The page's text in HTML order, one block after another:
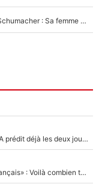
Nouvelle rumeur autour de la santé de Michael Schumacher : Sa femme Corinna sort du silence
PSG : Deux gros transferts bouclés en 2027 ? L'IA prédit déjà les deux joueurs qui pourraient rejoindre Luis Enrique !
«C'est un beau salaire par rapport à 90 % des Français» : Voilà combien touchait Nelson Monfort sur France Télévisions avant de rejoindre CNews